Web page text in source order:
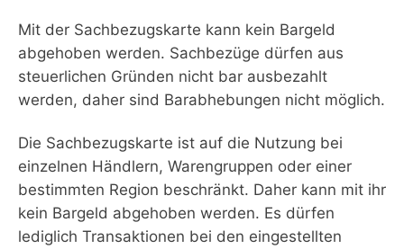
Mit der Sachbezugskarte kann kein Bargeld
abgehoben werden. Sachbezüge dürfen aus
steuerlichen Gründen nicht bar ausbezahlt
werden, daher sind Barabhebungen nicht möglich.
Die Sachbezugskarte ist auf die Nutzung bei
einzelnen Händlern, Warengruppen oder einer
bestimmten Region beschränkt. Daher kann mit ihr
kein Bargeld abgehoben werden. Es dürfen
lediglich Transaktionen bei den eingestellten